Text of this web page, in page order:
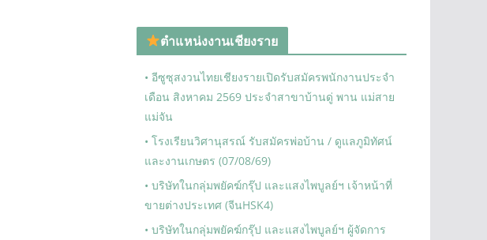
ตำแหน่งงานเชียงราย
• อีซูซุสงวนไทยเชียงรายเปิดรับสมัครพนักงานประจำ
เดือน สิงหาคม 2569 ประจำสาขาบ้านดู่ พาน แม่สาย
แม่จัน
• โรงเรียนวิศานุสรณ์ รับสมัครพ่อบ้าน / ดูแลภูมิทัศน์
และงานเกษตร (07/08/69)
• บริษัทในกลุ่มพยัคฆ์กรุ๊ป และแสงไพบูลย์ฯ เจ้าหน้าที่
ขายต่างประเทศ (จีนHSK4)
• บริษัทในกลุ่มพยัคฆ์กรุ๊ป และแสงไพบูลย์ฯ ผู้จัดการ